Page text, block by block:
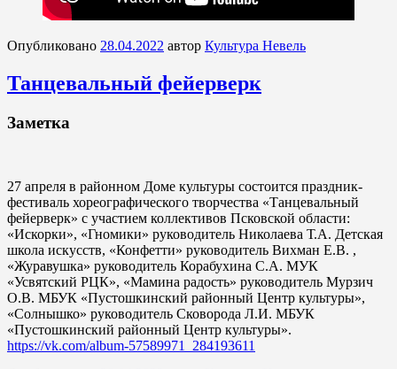
Опубликовано 28.04.2022 автор Культура Невель
Танцевальный фейерверк
Заметка
27 апреля в районном Доме культуры состоится праздник-
фестиваль хореографического творчества «Танцевальный
фейерверк» с участием коллективов Псковской области:
«Искорки», «Гномики» руководитель Николаева Т.А. Детская
школа искусств, «Конфетти» руководитель Вихман Е.В. ,
«Журавушка» руководитель Корабухина С.А. МУК
«Усвятский РЦК», «Мамина радость» руководитель Мурзич
О.В. МБУК «Пустошкинский районный Центр культуры»,
«Солнышко» руководитель Сковорода Л.И. МБУК
«Пустошкинский районный Центр культуры».
https://vk.com/album-57589971_284193611